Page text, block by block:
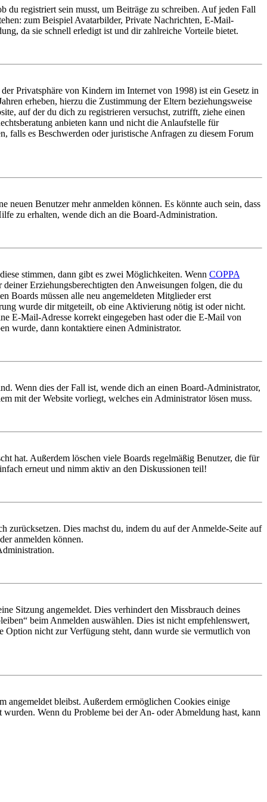
registriert sein musst, um Beiträge zu schreiben. Auf jeden Fall
zum Beispiel Avatarbilder, Private Nachrichten, E-Mail-
da sie schnell erledigt ist und dir zahlreiche Vorteile bietet.
Privatsphäre von Kindern im Internet von 1998) ist ein Gesetz in
erheben, hierzu die Zustimmung der Eltern beziehungsweise
auf der du dich zu registrieren versuchst, zutrifft, ziehe einen
anbieten kann und nicht die Anlaufstelle für
falls es Beschwerden oder juristische Anfragen zu diesem Forum
neuen Benutzer mehr anmelden können. Es könnte auch sein, dass
zu erhalten, wende dich an die Board-Administration.
stimmen, dann gibt es zwei Möglichkeiten. Wenn COPPA
Erziehungsberechtigten den Anweisungen folgen, die du
Boards müssen alle neu angemeldeten Mitglieder erst
wurde dir mitgeteilt, ob eine Aktivierung nötig ist oder nicht.
E-Mail-Adresse korrekt eingegeben hast oder die E-Mail von
wurde, dann kontaktiere einen Administrator.
Wenn dies der Fall ist, wende dich an einen Board-Administrator,
mit der Website vorliegt, welches ein Administrator lösen muss.
hat. Außerdem löschen viele Boards regelmäßig Benutzer, die für
erneut und nimm aktiv an den Diskussionen teil!
Dies machst du, indem du auf der Anmelde-Seite auf
anmelden können.
Sitzung angemeldet. Dies verhindert den Missbrauch deines
beim Anmelden auswählen. Dies ist nicht empfehlenswert,
Option nicht zur Verfügung steht, dann wurde sie vermutlich von
angemeldet bleibst. Außerdem ermöglichen Cookies einige
Wenn du Probleme bei der An- oder Abmeldung hast, kann